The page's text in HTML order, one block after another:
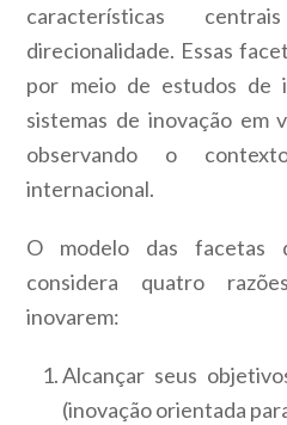
características
direcionalidade. Essas
por meio de estudos de
sistemas de inovação em
observando o
internacional.
O modelo das facetas
considera quatro
inovarem:
Alcançar seus
(inovação orientada